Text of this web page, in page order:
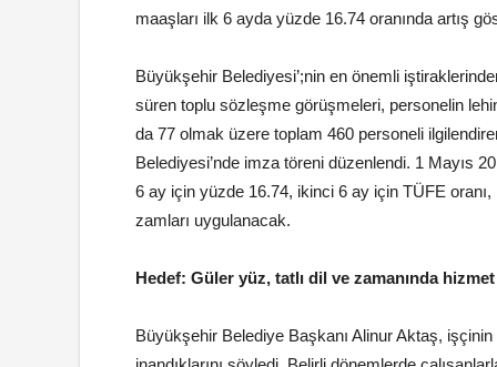
maaşları ilk 6 ayda yüzde 16.74 oranında artış
Büyükşehir Belediyesi’;nin en önemli
süren toplu sözleşme görüşmeleri, personelin
da 77 olmak üzere toplam 460 personeli
Belediyesi’nde imza töreni düzenlendi. 1 Mayıs
6 ay için yüzde 16.74, ikinci 6 ay için TÜFE
zamları uygulanacak.
Hedef: Güler yüz, tatlı dil ve zamanında hizmet
Büyükşehir Belediye Başkanı Alinur Aktaş, işçinin